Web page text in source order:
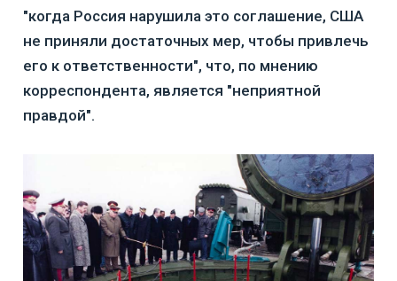
"когда Россия нарушила это соглашение, США
не приняли достаточных мер, чтобы привлечь
его к ответственности", что, по мнению
корреспондента, является "неприятной
правдой".